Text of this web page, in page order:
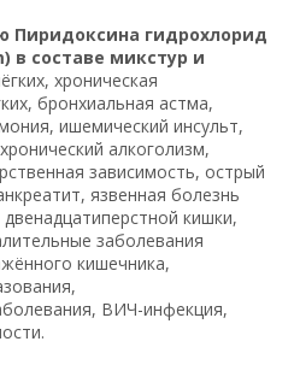
Пиридоксина гидрохлорид
в составе микстур и
хроническая
бронхиальная астма,
ишемический инсульт,
алкоголизм,
зависимость, острый
язвенная болезнь
кишки,
заболевания
кишечника,
ВИЧ-инфекция,